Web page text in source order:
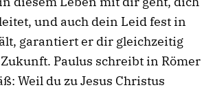
und auch dein Leid fest in
garantiert er dir gleichzeitig
Paulus schreibt in Römer
Weil du zu Jesus Christus